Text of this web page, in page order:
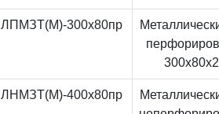
ЛПМЗТ(М)-300x80пр
ЛНМЗТ(М)-400x80пр